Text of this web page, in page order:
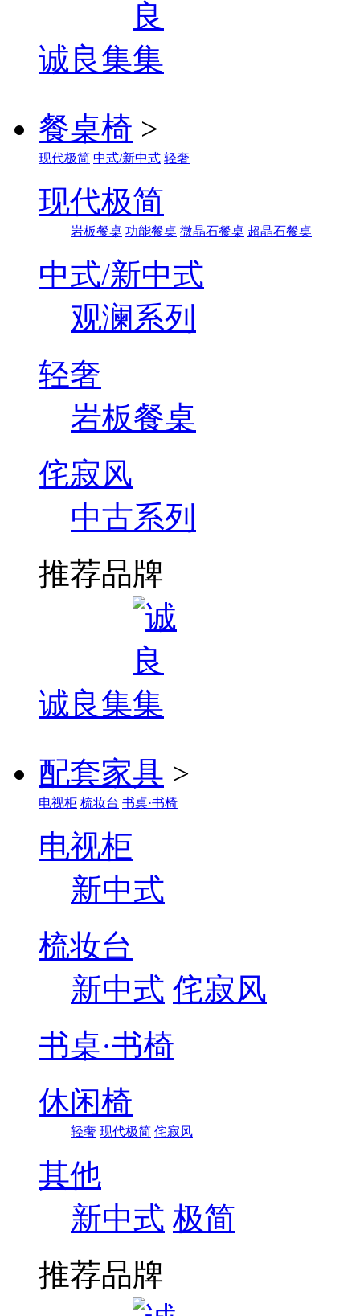
诚良集
餐桌椅 >
现代极简 中式/新中式 轻奢
现代极简
岩板餐桌 功能餐桌 微晶石餐桌 超晶石餐桌
中式/新中式
观澜系列
轻奢
岩板餐桌
侘寂风
中古系列
推荐品牌
诚良集
配套家具 >
电视柜 梳妆台 书桌·书椅
电视柜
新中式
梳妆台
新中式 侘寂风
书桌·书椅
休闲椅
轻奢 现代极简 侘寂风
其他
新中式 极简
推荐品牌